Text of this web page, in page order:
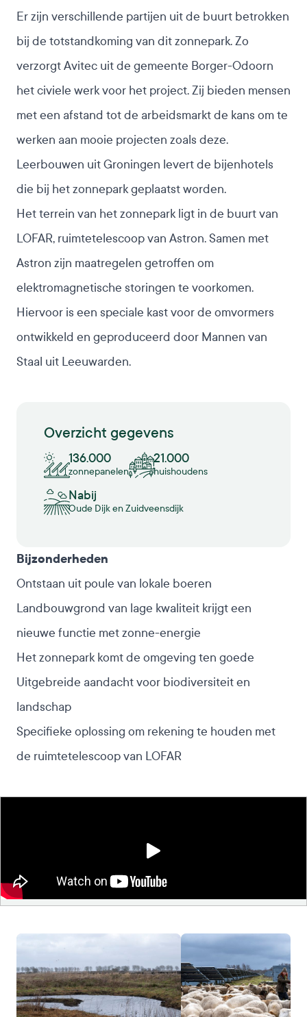
Er zijn verschillende partijen uit de buurt betrokken
bij de totstandkoming van dit zonnepark. Zo
verzorgt Avitec uit de gemeente Borger-Odoorn
het civiele werk voor het project. Zij bieden mensen
met een afstand tot de arbeidsmarkt de kans om te
werken aan mooie projecten zoals deze.
Leerbouwen uit Groningen levert de bijenhotels
die bij het zonnepark geplaatst worden.
Het terrein van het zonnepark ligt in de buurt van
LOFAR, ruimtetelescoop van Astron. Samen met
Astron zijn maatregelen getroffen om
elektromagnetische storingen te voorkomen.
Hiervoor is een speciale kast voor de omvormers
ontwikkeld en geproduceerd door Mannen van
Staal uit Leeuwarden.
Overzicht gegevens
136.000
zonnepanelen
21.000
huishoudens
Nabij
Oude Dijk en Zuidveensdijk
Bijzonderheden
Ontstaan uit poule van lokale boeren
Landbouwgrond van lage kwaliteit krijgt een
nieuwe functie met zonne-energie
Het zonnepark komt de omgeving ten goede
Uitgebreide aandacht voor biodiversiteit en
landschap
Specifieke oplossing om rekening te houden met
de ruimtetelescoop van LOFAR